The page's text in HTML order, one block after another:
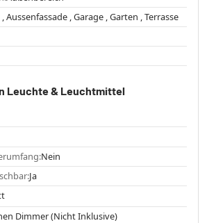
Aussenfassade , Garage , Garten , Terrasse
Leuchte & Leuchtmittel
Nein
Ja
Dimmer (Nicht Inklusive)